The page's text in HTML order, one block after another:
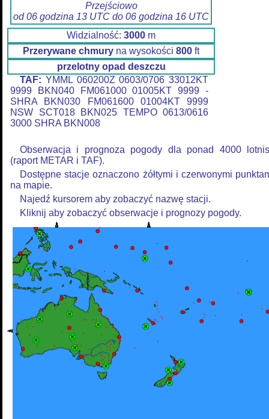
Przejściowo
od 06 godzina 13 UTC do 06 godzina 16 UTC
Widzialność: 3000 m
Przerywane chmury na wysokości 800 ft
przelotny opad deszczu
TAF: YMML 060200Z 0603/0706 33012KT
9999 BKN040 FM061000 01005KT 9999 -
SHRA BKN030 FM061600 01004KT 9999
NSW SCT018 BKN025 TEMPO 0613/0616
3000 SHRA BKN008
Obserwacja i prognoza pogody dla ponad 4000
(raport METAR i TAF).
Dostępne stacje oznaczono żółtymi i czerwonymi
na mapie.
Najedź kursorem aby zobaczyć nazwę stacji.
Kliknij aby zobaczyć obserwacje i prognozy pogody.